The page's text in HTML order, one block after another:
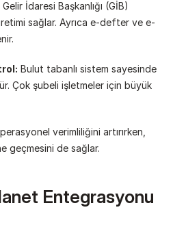
Gelir İdaresi Başkanlığı (GİB)
sağlar. Ayrıca e-defter ve e-
Bulut tabanlı sistem sayesinde
Çok şubeli işletmeler için büyük
verimliliğini artırırken,
geçmesini de sağlar.
Entegrasyonu